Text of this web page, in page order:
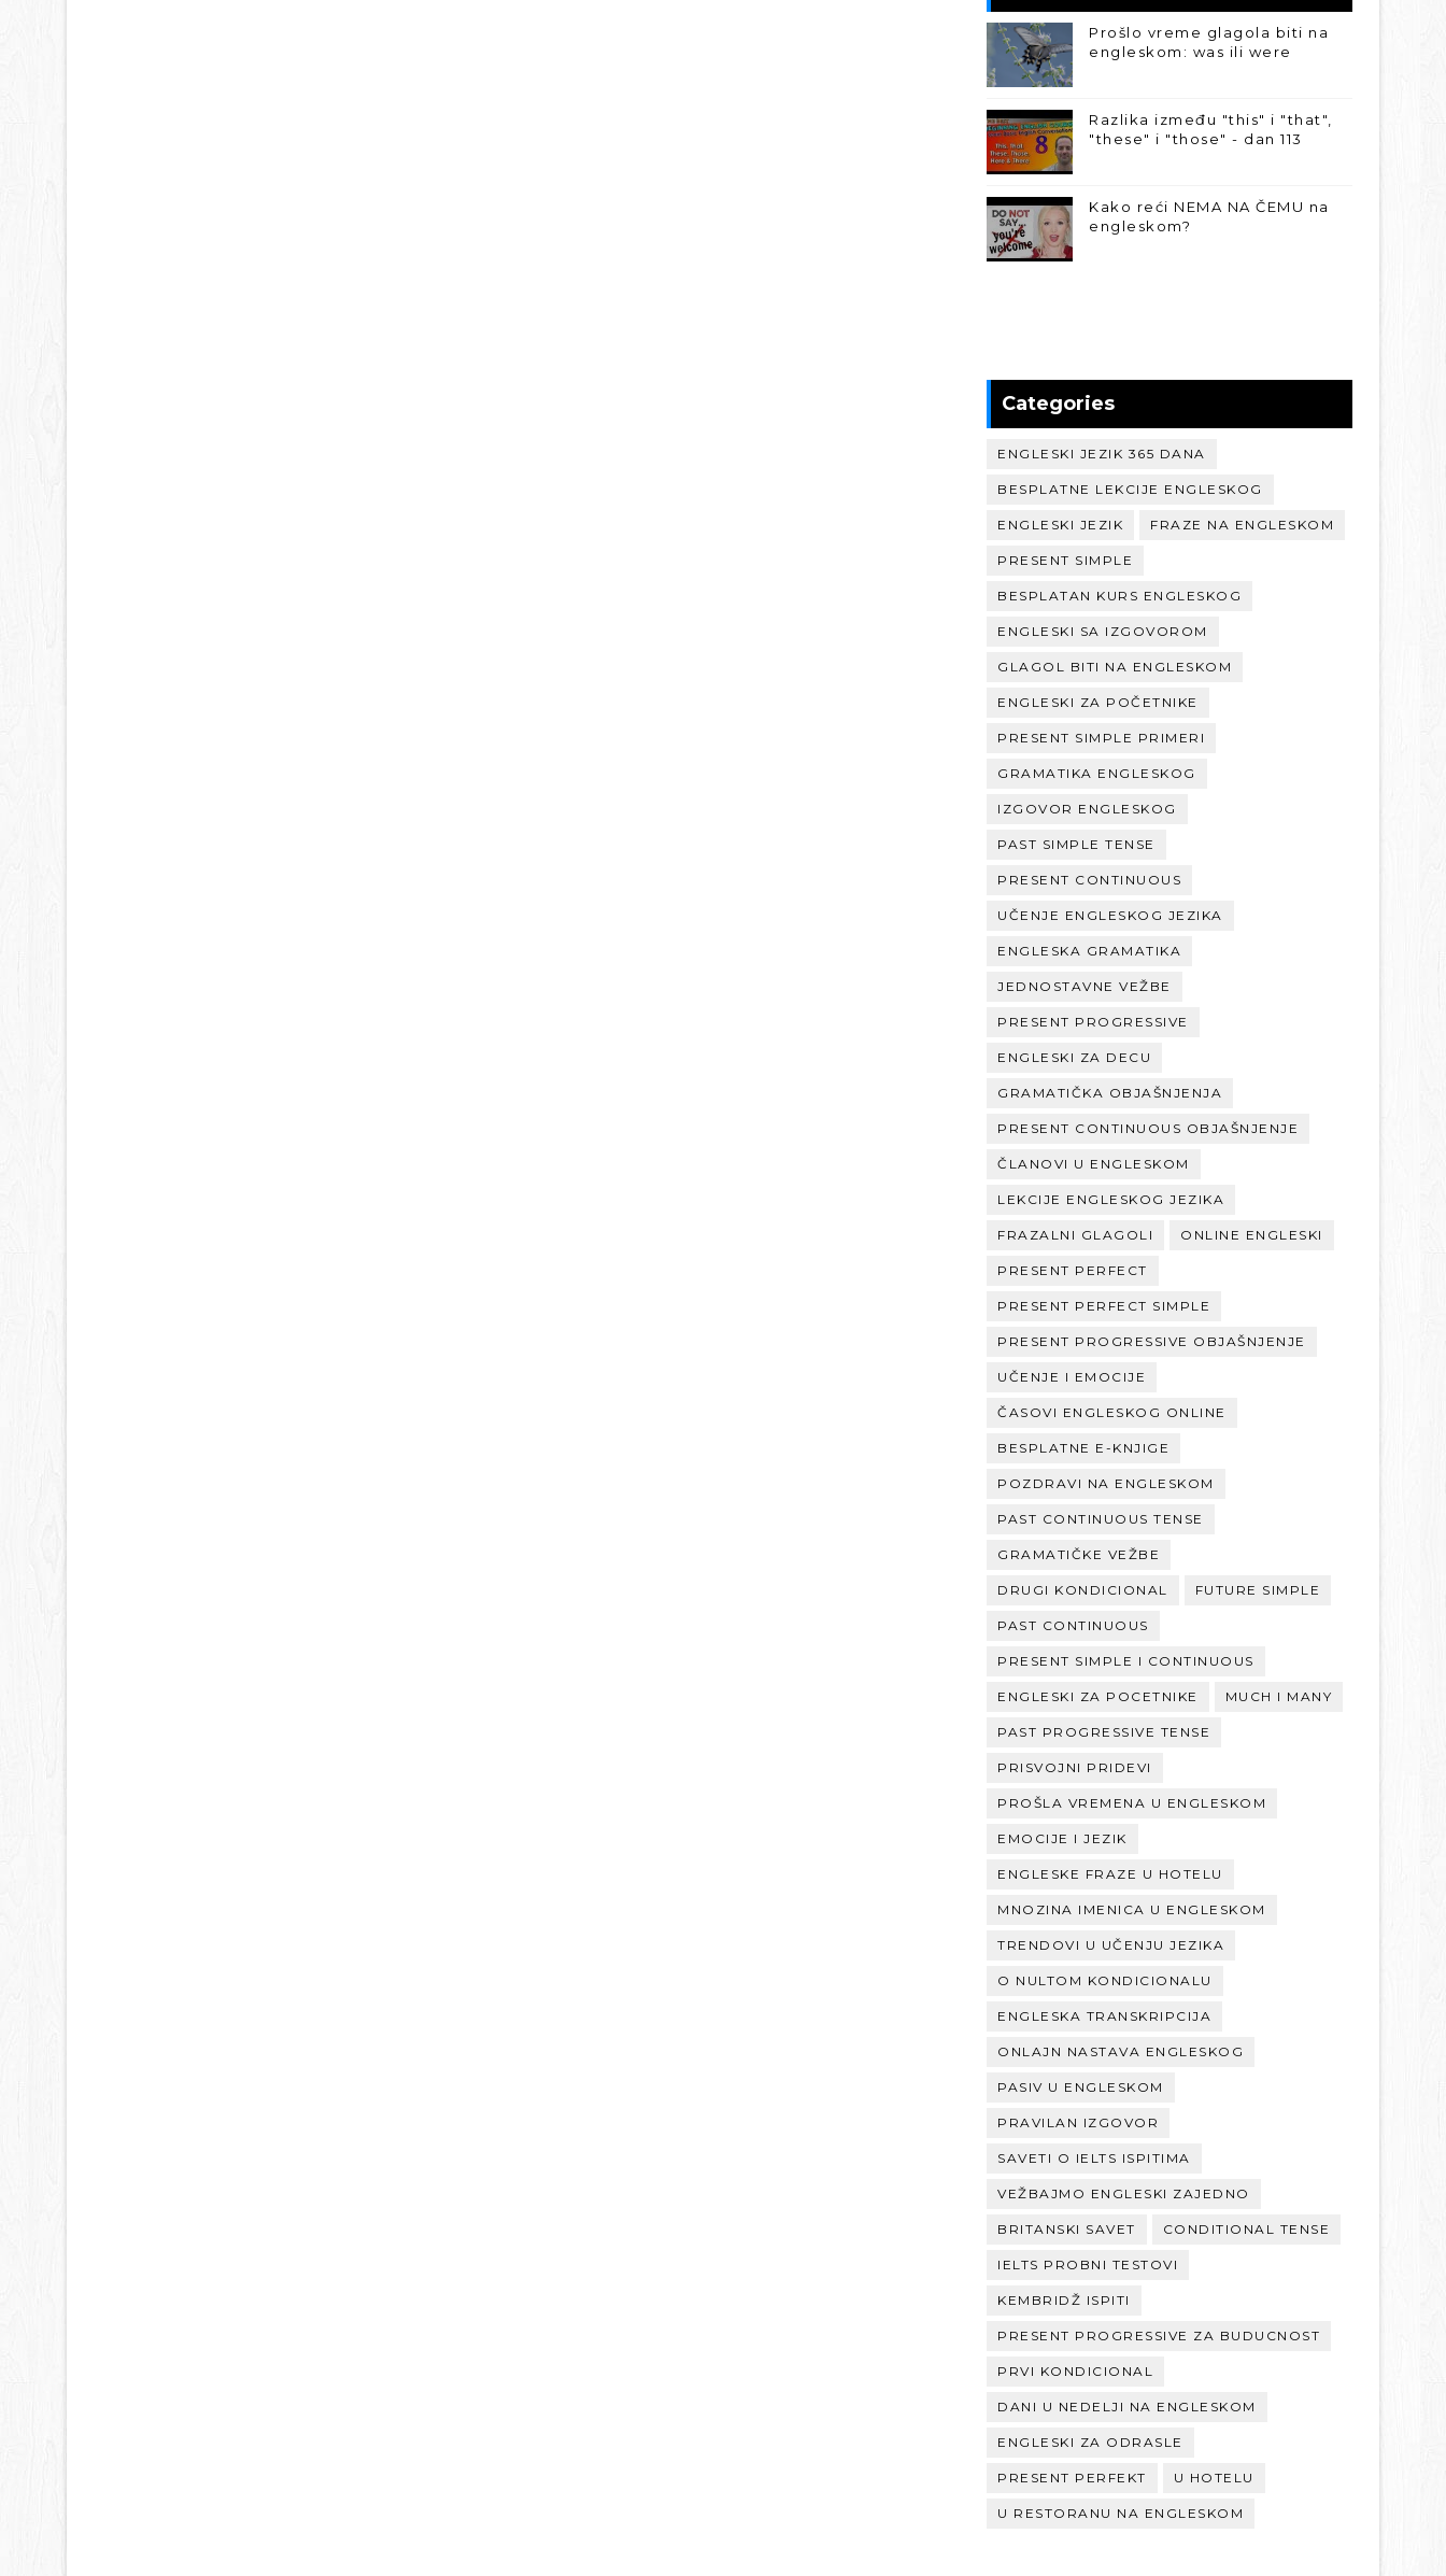
Prošlo vreme glagola biti na
engleskom: was ili were
Razlika između "this" i "that",
"these" i "those" - dan 113
Kako reći NEMA NA ČEMU na
engleskom?
Categories
ENGLESKI JEZIK 365 DANA
BESPLATNE LEKCIJE ENGLESKOG
ENGLESKI JEZIK FRAZE NA ENGLESKOM
PRESENT SIMPLE
BESPLATAN KURS ENGLESKOG
ENGLESKI SA IZGOVOROM
GLAGOL BITI NA ENGLESKOM
ENGLESKI ZA POČETNIKE
PRESENT SIMPLE PRIMERI
GRAMATIKA ENGLESKOG
IZGOVOR ENGLESKOG
PAST SIMPLE TENSE
PRESENT CONTINUOUS
UČENJE ENGLESKOG JEZIKA
ENGLESKA GRAMATIKA
JEDNOSTAVNE VEŽBE
PRESENT PROGRESSIVE
ENGLESKI ZA DECU
GRAMATIČKA OBJAŠNJENJA
PRESENT CONTINUOUS OBJAŠNJENJE
ČLANOVI U ENGLESKOM
LEKCIJE ENGLESKOG JEZIKA
FRAZALNI GLAGOLI ONLINE ENGLESKI
PRESENT PERFECT
PRESENT PERFECT SIMPLE
PRESENT PROGRESSIVE OBJAŠNJENJE
UČENJE I EMOCIJE
ČASOVI ENGLESKOG ONLINE
BESPLATNE E-KNJIGE
POZDRAVI NA ENGLESKOM
PAST CONTINUOUS TENSE
GRAMATIČKE VEŽBE
DRUGI KONDICIONAL FUTURE SIMPLE
PAST CONTINUOUS
PRESENT SIMPLE I CONTINUOUS
ENGLESKI ZA POCETNIKE MUCH I MANY
PAST PROGRESSIVE TENSE
PRISVOJNI PRIDEVI
PROŠLA VREMENA U ENGLESKOM
EMOCIJE I JEZIK
ENGLESKE FRAZE U HOTELU
MNOZINA IMENICA U ENGLESKOM
TRENDOVI U UČENJU JEZIKA
O NULTOM KONDICIONALU
ENGLESKA TRANSKRIPCIJA
ONLAJN NASTAVA ENGLESKOG
PASIV U ENGLESKOM
PRAVILAN IZGOVOR
SAVETI O IELTS ISPITIMA
VEŽBAJMO ENGLESKI ZAJEDNO
BRITANSKI SAVET CONDITIONAL TENSE
IELTS PROBNI TESTOVI
KEMBRIDŽ ISPITI
PRESENT PROGRESSIVE ZA BUDUCNOST
PRVI KONDICIONAL
DANI U NEDELJI NA ENGLESKOM
ENGLESKI ZA ODRASLE
PRESENT PERFEKT U HOTELU
U RESTORANU NA ENGLESKOM